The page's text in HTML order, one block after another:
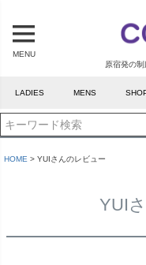
原宿発の
MENU
LADIES MENS
HOME YUIさんのレビュー
YUI